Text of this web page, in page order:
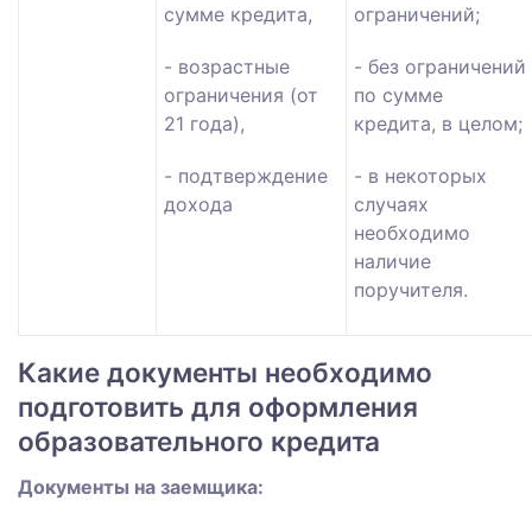
сумме кредита,
- возрастные
ограничения (от
21 года),
- подтверждение
дохода
ограничений;
- без ограничений
по сумме
кредита, в целом;
- в некоторых
случаях
необходимо
наличие
поручителя.
Какие документы необходимо
подготовить для оформления
образовательного кредита
Документы на заемщика: